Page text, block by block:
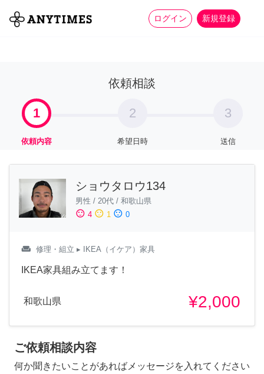
ログイン 新規登録
全て 家事 more_horiz
依頼相談
1
依頼内容
2
希望日時
3
送信
ショウタロウ134
男性 / 20代 / 和歌山県
sentiment_satisfied 4 sentiment_neutral 1 sentiment_dissatisfied 0
weekend 修理・組立 ▸ IKEA（イケア）家具
IKEA家具組み立てます！
和歌山県 ¥2,000
ご依頼相談内容
何か聞きたいことがあればメッセージを入れてください